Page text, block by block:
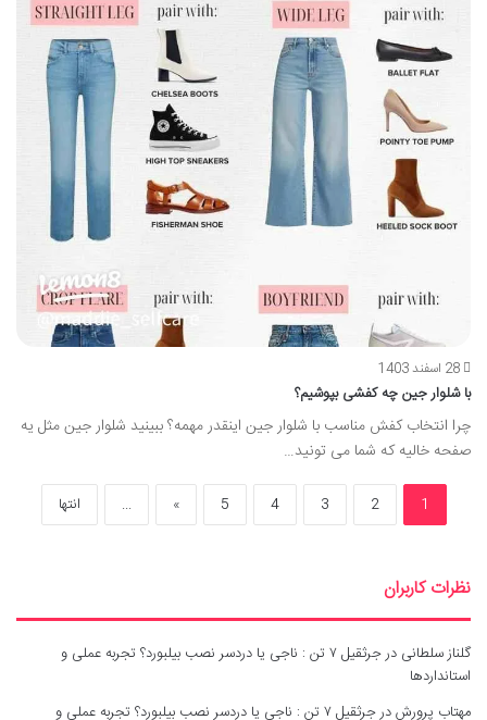
28 اسفند 1403
با شلوار جین چه کفشی بپوشیم؟
چرا انتخاب کفش مناسب با شلوار جین اینقدر مهمه؟ ببینید شلوار جین مثل یه
صفحه خالیه که شما می تونید…
1
2
3
4
5
»
... انتها
نظرات کاربران
گلناز سلطانی در
جرثقیل ۷ تن : ناجی یا دردسر نصب بیلبورد؟ تجربه عملی و
استانداردها
مهتاب پرورشدر جرثقیل ۷ تن : ناجی یا دردسر نصب بیلبورد؟ تجربه عملی و